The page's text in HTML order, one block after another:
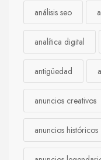
análisis seo
analítica digital
antigüedad
anuncios creativos
anuncios históricos